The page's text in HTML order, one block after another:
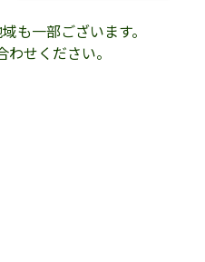
も一部ございます。
せください。